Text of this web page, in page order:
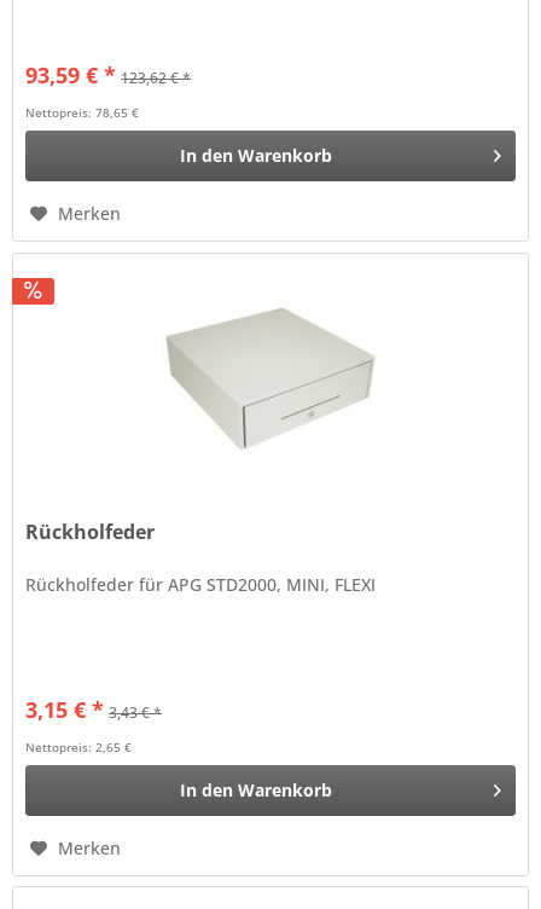
93,59 € * 123,62 € *
Nettopreis: 78,65 €
In den Warenkorb
Merken
Rückholfeder
Rückholfeder für APG STD2000, MINI, FLEXI
3,15 € * 3,43 € *
Nettopreis: 2,65 €
In den Warenkorb
Merken